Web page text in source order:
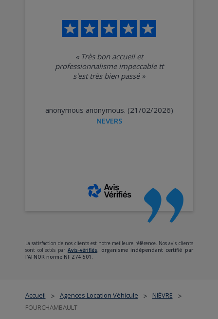
Accueil > Agences Location Véhicule > NIÈVRE >
FOURCHAMBAULT
« Très bon accueil et
professionnalisme impeccable tt
s'est très bien passé»
anonymous anonymous. (21/02/2026)
NEVERS
La satisfaction de nos clients est notre meilleure référence. Nos avis clients
sont collectés par Avis-vérifiés, organisme indépendant certifié par
l'AFNOR norme NF Z74-501.